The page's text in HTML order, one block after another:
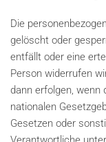
Die
gelöscht oder
entfällt oder eine
Person widerrufen
dann erfolgen, wenn
nationalen
Gesetzen oder